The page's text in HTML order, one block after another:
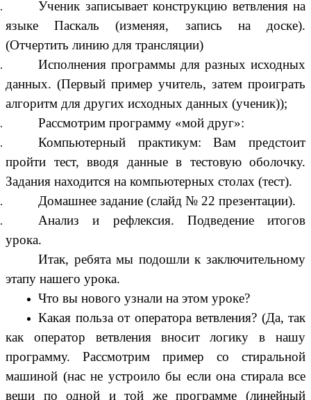
Ученик записывает конструкцию ветвления на
языке Паскаль (изменяя, запись на доске).
(Отчертить линию для трансляции)
Исполнения программы для разных исходных
данных. (Первый пример учитель, затем проиграть
алгоритм для других исходных данных (ученик));
Рассмотрим программу «мой друг»:
Компьютерный практикум: Вам предстоит
пройти тест, вводя данные в тестовую оболочку.
Задания находится на компьютерных столах (тест).
Домашнее задание (слайд № 22 презентации).
Анализ и рефлексия. Подведение итогов
урока.
Итак, ребята мы подошли к заключительному
этапу нашего урока.
Что вы нового узнали на этом уроке?
Какая польза от оператора ветвления? (Да, так
как оператор ветвления вносит логику в нашу
программу. Рассмотрим пример со стиральной
машиной (нас не устроило бы если она стирала все
вещи по одной и той же программе (линейный